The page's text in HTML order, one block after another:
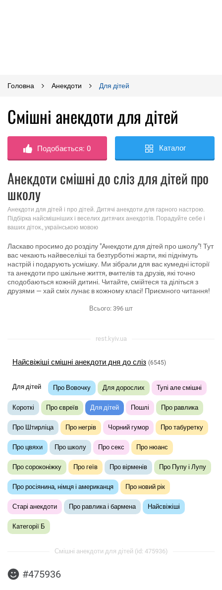
Головна Анекдоти Для дітей
Смішні анекдоти для дітей
Подобається:0 Каталог
Анекдоти смішні до сліз для дітей про
школу
Анекдоти для дітей і про дітей. Дитячі анекдоти для гарного настрою.
Підбірка найсмішніших і веселих дитячих анекдотів. Порадуйте себе і
ваших діток., українською мовою
Ласкаво просимо до розділу "Анекдоти для дітей про школу"! Тут
вас чекають найвеселіші та безтурботні жарти, які піднімуть
настрій і подарують усмішку. Ми зібрали для вас кумедні історії
та анекдоти про шкільне життя, вчителів та друзів, які точно
сподобаються кожній дитині. Читайте, смійтеся та діліться з
друзями — хай сміх лунає в кожному класі! Приємного читання!
Всього: 396 шт
rest.kyiv.ua
Найсвіжіші смішні анекдоти дня до сліз (6545)
Для дітей Про Вовочку Для дорослих Тупі але смішні
Короткі Про євреїв Для дітей Пошлі Про равлика
Про Штирліца Про негрів Чорний гумор Про табуретку
Про цвяхи Про школу Про секс Про нюанс
Про сороконіжку Про геїв Про вірменів Про Пупу і Лупу
Про росіянина, німця і американця Про новий рік
Старі анекдоти Про равлика і бармена Найсвіжіші
Категорії Б
Смішні анекдоти для дітей (id: 475936)
#475936